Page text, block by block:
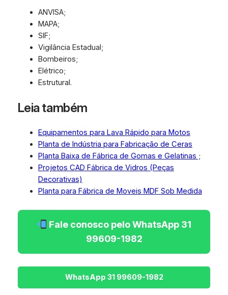
ANVISA;
MAPA;
SIF;
Vigilância Estadual;
Bombeiros;
Elétrico;
Estrutural.
Leia também
Equipamentos para Lava Rápido para Motos
Planta de Indústria para Fabricação de Ceras
Planta Baixa de Fábrica de Gomas e Gelatinas ;
Projetos CAD Fábrica de Vidros (Peças
Decorativas)
Planta para Fábrica de Moveis MDF Sob Medida
Fale conosco pelo WhatsApp 31
99609-1982